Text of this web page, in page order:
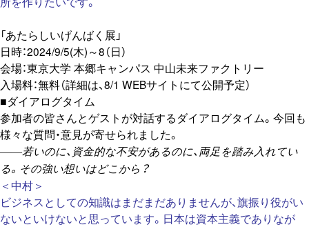
「あたらしいげんばく展」
日時：2024/9/5(木)～8（日）
会場：東京大学 本郷キャンパス 中山未来ファクトリー
入場料：無料（詳細は、8/1 WEBサイトにて公開予定）
■ダイアログタイム
参加者の皆さんとゲストが対話するダイアログタイム。今回も
様々な質問・意見が寄せられました。
――若いのに、資金的な不安があるのに、両足を踏み入れてい
る。その強い想いはどこから？
＜中村＞
ビジネスとしての知識はまだまだありませんが、旗振り役がい
ないといけないと思っています。日本は資本主義でありなが